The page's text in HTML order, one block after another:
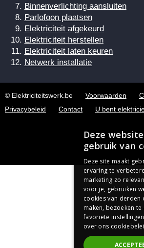
Binnenverlichting aansluiten
Parlofoon plaatsen
Elektriciteit afgekeurd
Elektriciteit herstellen
Elektriciteit laten keuren
Netwerk installatie
© Elektriciteitswerk.be Voorwaarden
Privacybeleid
Contact U bent
Deze
gebruik van
Deze site maakt
ervaring te
marketing zo
voor je, gebruiken
cookies van derden
maken, bezoeken
favoriete
over ons